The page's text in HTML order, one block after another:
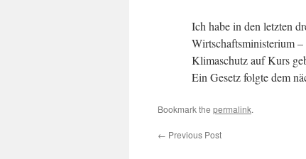
Ich habe in den letzten
Wirtschaftsministerium
Klimaschutz auf Kurs
Ein Gesetz folgte dem
Bookmark the permalink.
← Previous Post